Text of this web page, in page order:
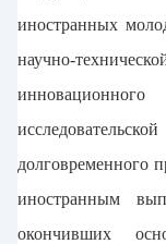
иностранных
научно-
долговременного
иностранным
окончивших